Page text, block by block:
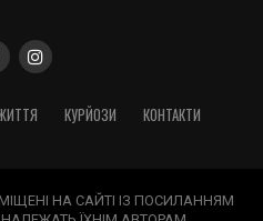
КУРЙОЗИ КОНТАКТИ
НА САЙТІ ІЗ ПОСИЛАННЯМ